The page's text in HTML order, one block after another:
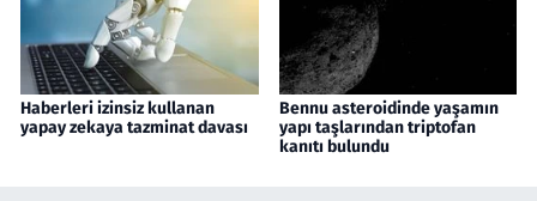
Haberleri izinsiz kullanan
yapay zekaya tazminat davası
Bennu asteroidinde yaşamın
yapı taşlarından triptofan
kanıtı bulundu